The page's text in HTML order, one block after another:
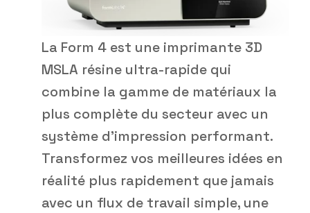
La Form 4 est une imprimante 3D
MSLA résine ultra-rapide qui
combine la gamme de matériaux la
plus complète du secteur avec un
système d'impression performant.
Transformez vos meilleures idées en
réalité plus rapidement que jamais
avec un flux de travail simple, une